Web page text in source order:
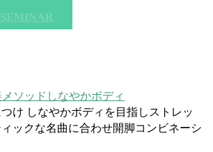
ソッドしなやかボディ
け しなやかボディを目指しストレッ
ックな名曲に合わせ開脚コンビネーシ